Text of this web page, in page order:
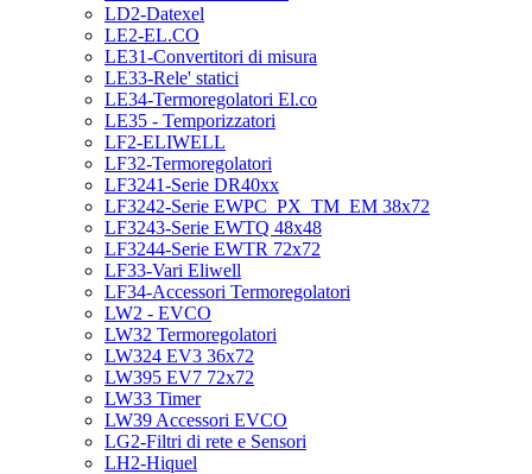
LD2-Datexel
LE2-EL.CO
LE31-Convertitori di misura
LE33-Rele' statici
LE34-Termoregolatori El.co
LE35 - Temporizzatori
LF2-ELIWELL
LF32-Termoregolatori
LF3241-Serie DR40xx
LF3242-Serie EWPC_PX_TM_EM 38x72
LF3243-Serie EWTQ 48x48
LF3244-Serie EWTR 72x72
LF33-Vari Eliwell
LF34-Accessori Termoregolatori
LW2 - EVCO
LW32 Termoregolatori
LW324 EV3 36x72
LW395 EV7 72x72
LW33 Timer
LW39 Accessori EVCO
LG2-Filtri di rete e Sensori
LH2-Hiquel